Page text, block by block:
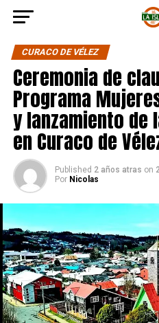
CURACO DE VÉLEZ
Ceremonia de
Programa
y lanzamiento de
en Curaco de
Published 2 años atras on
Por Nicolas